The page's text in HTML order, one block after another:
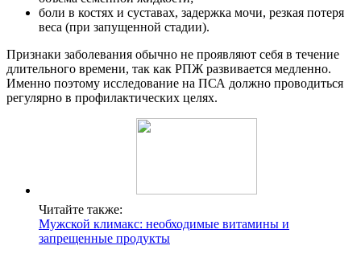
боли в костях и суставах, задержка мочи, резкая потеря
веса (при запущенной стадии).
Признаки заболевания обычно не проявляют себя в течение
длительного времени, так как РПЖ развивается медленно.
Именно поэтому исследование на ПСА должно проводиться
регулярно в профилактических целях.
Читайте также:
Мужской климакс: необходимые витамины и
запрещенные продукты